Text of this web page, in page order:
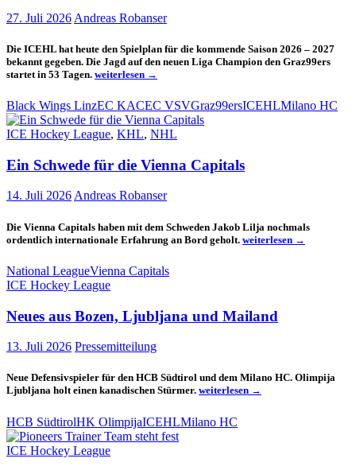
27. Juli 2026 Andreas Robanser
Die ICEHL hat heute den Spielplan für die kommende Saison 2026 – 2027
bekannt gegeben. Die Jagd auf den neuen Liga Champion den Graz99ers
startet in 53 Tagen. ICEHL
2026
–
2027
veröffentlicht
weiterlesen →
Black Wings LinzEC KACEC VSVGraz99ersICEHLMilano HC
ICE Hockey League, KHL, NHL
Ein Schwede für die Vienna Capitals
14. Juli 2026Andreas Robanser
Die Vienna Capitals haben mit dem Schweden Jakob Lilja nochmals
ordentlich internationale Erfahrung an Bord geholt. Ein
weiterlesen →
National LeagueVienna Capitals
ICE Hockey League
Neues aus Bozen, Ljubljana und Mailand
13. Juli 2026 Pressemitteilung
Neue Defensivspieler für den HCB Südtirol und dem Milano HC. Olimpija
Ljubljana holt einen kanadischen Stürmer. Neues
Bozen,
Ljubljana
weiterlesen →
HCB SüdtirolHK OlimpijaICEHLMilano HC
ICE Hockey League